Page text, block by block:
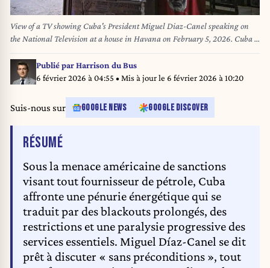
View of a TV showing Cuba's President Miguel Diaz-Canel speaking on
the National Television at a house in Havana on February 5, 2026. Cuba is
prepared to hold dialogue with the United States but not under pressure,
President Miguel Diaz-Canel insisted Thursday after months of threats
from US President Donald Trump. YAMIL LAGE / AFP
Publié parHarrison du Bus
6 février 2026 à 04:55 • Mis à jour le 6 février 2026 à 10:20
Suis-nous sur GOOGLE NEWS GOOGLE DISCOVER
RÉSUMÉDE L'ARTICLE
Sous la menace américaine de sanctions
visant tout fournisseur de pétrole, Cuba
affronte une pénurie énergétique qui se
traduit par des blackouts prolongés, des
restrictions et une paralysie progressive des
services essentiels. Miguel Díaz-Canel se dit
prêt à discuter « sans préconditions », tout